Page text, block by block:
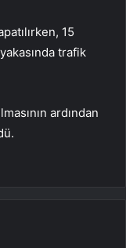
15
trafik
ardından